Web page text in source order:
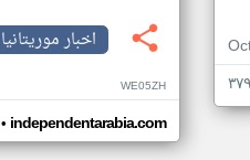
اخبار موريتانيا
WE05ZH
• independentarabia.com